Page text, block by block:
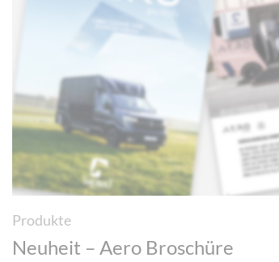
Produkte
Neuheit – Aero Broschüre